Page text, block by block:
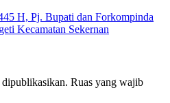
H, Pj. Bupati dan Forkompinda
Kecamatan Sekernan
Ruas yang wajib